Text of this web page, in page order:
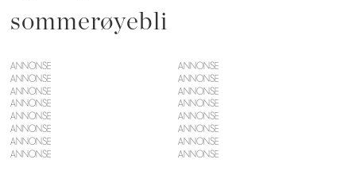
sommerøyeblikk
ANNONSE
ANNONSE
ANNONSE
ANNONSE
ANNONSE
ANNONSE
ANNONSE
ANNONSE